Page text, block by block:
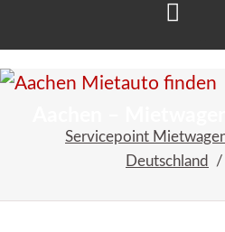
Servicepoint
Deutschland